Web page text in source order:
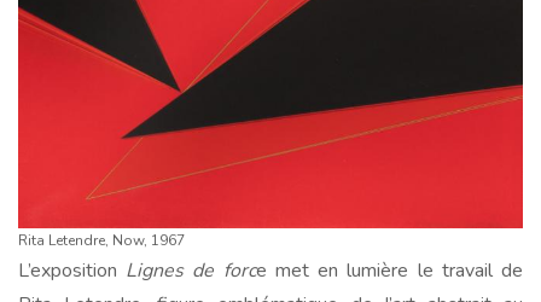
Rita Letendre, Now, 1967
L’exposition Lignes de force met en lumière le travail de